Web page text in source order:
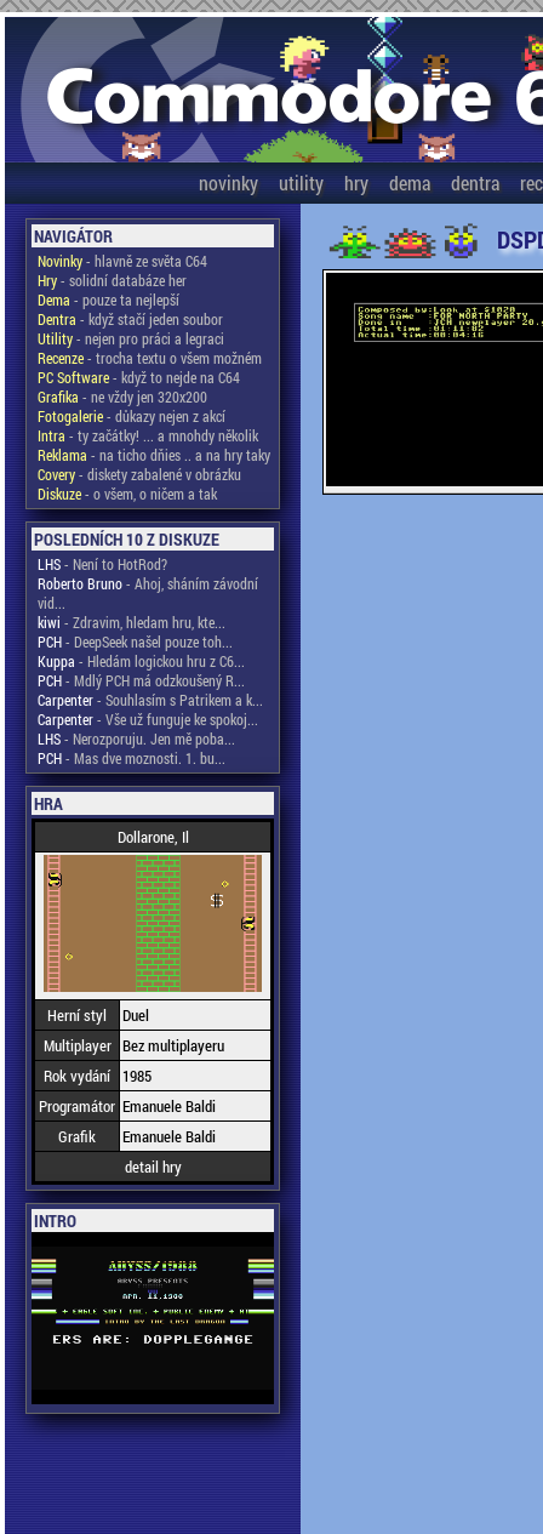
novinky utility hry dema dentra
NAVIGÁTOR
Novinky- hlavně ze světa C64
Hry- solidní databáze her
Dema - pouze ta nejlepší
Dentra - když stačí jeden soubor
Utility- nejen pro práci a legraci
Recenze- trocha textu o všem možném
PC Software- když to nejde na C64
Grafika - ne vždy jen 320x200
Fotogalerie- důkazy nejen z akcí
Intra - ty začátky! ... a mnohdy několik
Reklama - na ticho dňies .. a na hry taky
Covery- diskety zabalené v obrázku
Diskuze- o všem, o ničem a tak
POSLEDNÍCH 10 Z DISKUZE
LHS- Není to HotRod?
Roberto Bruno- Ahoj, sháním závodní
vid...
kiwi - Zdravim, hledam hru, kte...
PCH- DeepSeek našel pouze toh...
Kuppa - Hledám logickou hru z C6...
PCH- Mdlý PCH má odzkoušený R...
Carpenter- Souhlasím s Patrikem a k...
Carpenter- Vše už funguje ke spokoj...
LHS- Nerozporuju. Jen mě poba...
PCH- Mas dve moznosti. 1. bu...
HRA
Dollarone, Il
Herní styl
Duel
Multiplayer Bez multiplayeru
Rok vydání
1985
Programátor Emanuele Baldi
Grafik
Emanuele Baldi
detail hry
INTRO